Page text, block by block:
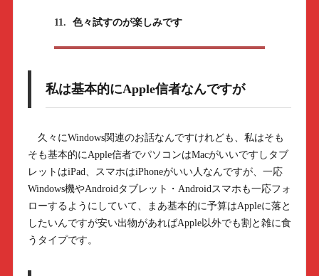
11. 色々試すのが楽しみです
私は基本的にApple信者なんですが
久々にWindows関連のお話なんですけれども、私はそも
そも基本的にApple信者でパソコンはMacがいいですしタブ
レットはiPad、スマホはiPhoneがいい人なんですが、一応
Windows機やAndroidタブレット・Androidスマホも一応フォ
ローするようにしていて、まあ基本的に予算はAppleに落と
したいんですが安い出物があればApple以外でも割と雑に食
うタイプです。